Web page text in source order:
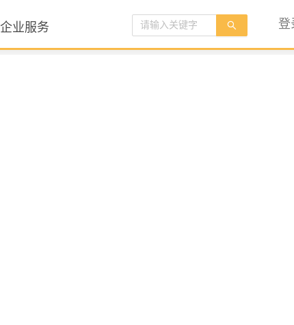
企业服务 登